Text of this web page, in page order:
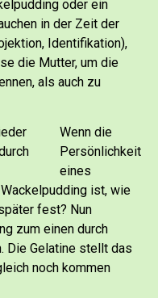
oder ein
in der Zeit der
Identifikation),
die Mutter, um die
als auch zu
Wenn die
Persönlichkeit
eines
ist, wie
fest? Nun
zum einen durch
Die Gelatine stellt das
noch kommen